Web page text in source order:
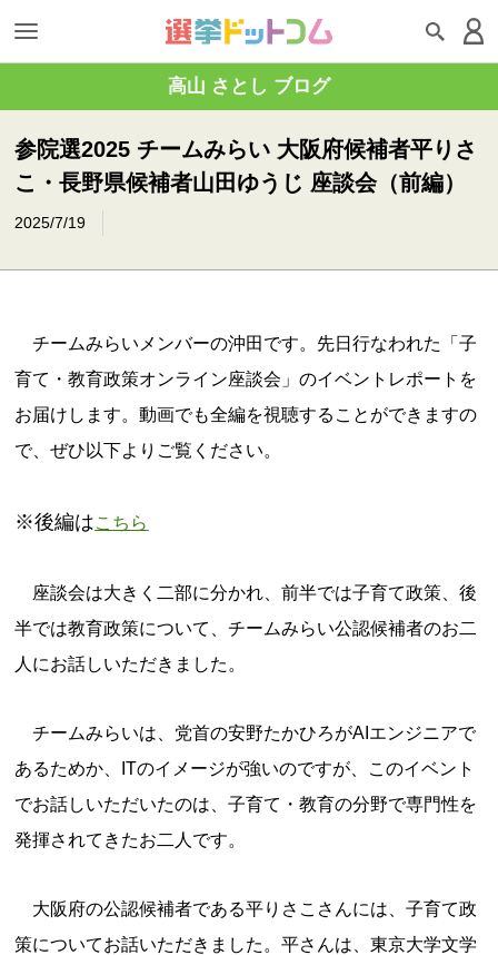
高山 さとし ブログ
参院選2025 チームみらい 大阪府候補者平りさ
こ・長野県候補者山田ゆうじ 座談会（前編）
2025/7/19
チームみらいメンバーの沖田です。先日行なわれた「子
育て・教育政策オンライン座談会」のイベントレポートを
お届けします。動画でも全編を視聴することができますの
で、ぜひ以下よりご覧ください。
※後編はこちら
座談会は大きく二部に分かれ、前半では子育て政策、後
半では教育政策について、チームみらい公認候補者のお二
人にお話しいただきました。
チームみらいは、党首の安野たかひろがAIエンジニアで
あるためか、ITのイメージが強いのですが、このイベント
でお話しいただいたのは、子育て・教育の分野で専門性を
発揮されてきたお二人です。
大阪府の公認候補者である平りさこさんには、子育て政
策についてお話いただきました。平さんは、東京大学文学